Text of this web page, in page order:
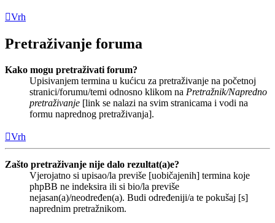
Vrh
Pretraživanje foruma
Kako mogu pretraživati forum?
Upisivanjem termina u kućicu za pretraživanje na početnoj
stranici/forumu/temi odnosno klikom na Pretražnik/Napredno
pretraživanje [link se nalazi na svim stranicama i vodi na
formu naprednog pretraživanja].
Vrh
Zašto pretraživanje nije dalo rezultat(a)e?
Vjerojatno si upisao/la previše [uobičajenih] termina koje
phpBB ne indeksira ili si bio/la previše
nejasan(a)/neodređen(a). Budi određeniji/a te pokušaj [s]
naprednim pretražnikom.